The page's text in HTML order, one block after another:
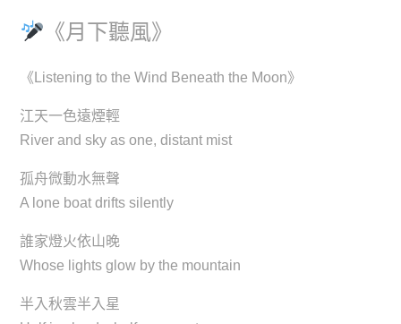
《月下聽風》
《Listening to the Wind Beneath the Moon》
江天一色遠煙輕
River and sky as one, distant mist
孤舟微動水無聲
A lone boat drifts silently
誰家燈火依山晚
Whose lights glow by the mountain
半入秋雲半入星